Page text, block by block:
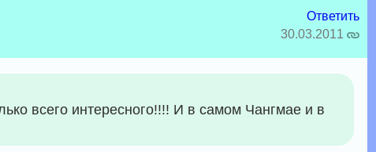
Ответить
30.03.2011
всего интересного!!!! И в самом Чангмае и в